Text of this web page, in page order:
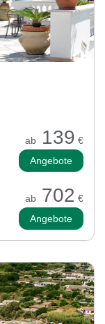
ab 139 €
Angebote
ab 702 €
Angebote